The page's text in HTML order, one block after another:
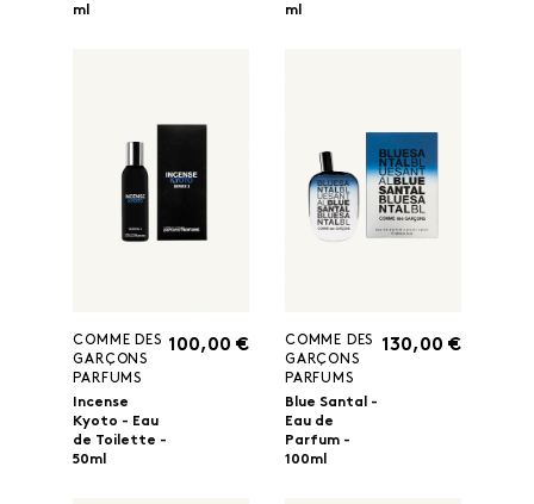
ml
ml
COMME DES
GARÇONS
PARFUMS
Incense
Kyoto - Eau
de Toilette -
50ml
100,00 €
COMME DES
GARÇONS
PARFUMS
Blue Santal -
Eau de
Parfum -
100ml
130,00 €